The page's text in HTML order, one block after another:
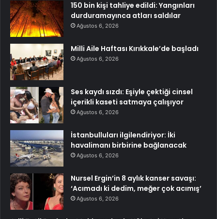
150 bin kişi tahliye edildi: Yangınları
durduramayınca atları saldılar
Ağustos 6, 2026
Milli Aile Haftası Kırıkkale’de başladı
Ağustos 6, 2026
Ses kaydı sızdı: Eşiyle çektiği cinsel
içerikli kaseti satmaya çalışıyor
Ağustos 6, 2026
İstanbulluları ilgilendiriyor: İki
havalimanı birbirine bağlanacak
Ağustos 6, 2026
Nursel Ergin’in 8 aylık kanser savaşı:
‘Acımadı ki dedim, meğer çok acımış’
Ağustos 6, 2026